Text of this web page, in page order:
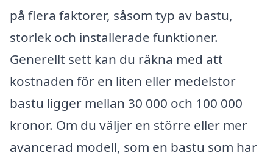
på flera faktorer, såsom typ av bastu,
storlek och installerade funktioner.
Generellt sett kan du räkna med att
kostnaden för en liten eller medelstor
bastu ligger mellan 30 000 och 100 000
kronor. Om du väljer en större eller mer
avancerad modell, som en bastu som har